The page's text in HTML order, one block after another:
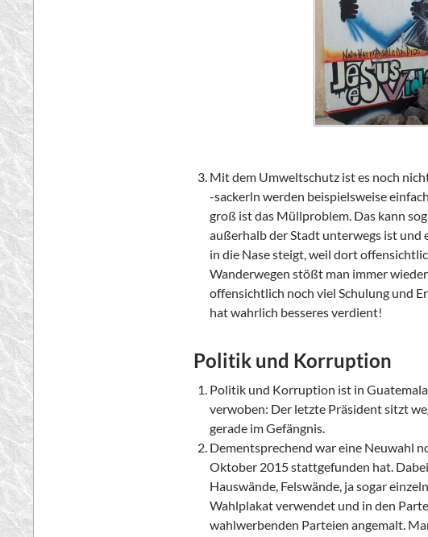
Mit dem Umweltschutz ist es noch
-sackerln werden beispielsweise
groß ist das Müllproblem. Das kann
außerhalb der Stadt unterwegs ist
in die Nase steigt, weil dort
Wanderwegen stößt man immer
offensichtlich noch viel Schulung und
hat wahrlich besseres verdient!
Politik und Korruption
Politik und Korruption ist in
verwoben: Der letzte Präsident sitzt
gerade im Gefängnis.
Dementsprechend war eine Neuwahl
Oktober 2015 stattgefunden hat.
Hauswände, Felswände, ja sogar
Wahlplakat verwendet und in den
wahlwerbenden Parteien angemalt.